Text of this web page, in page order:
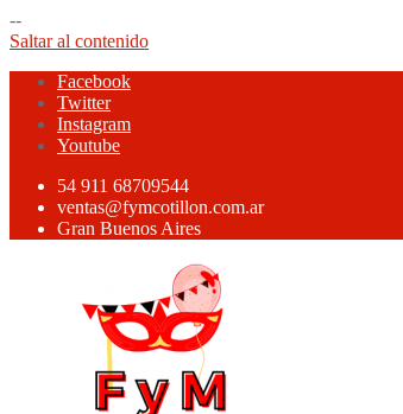
--
Saltar al contenido
Facebook
Twitter
Instagram
Youtube
54 911 68709544
ventas@fymcotillon.com.ar
Gran Buenos Aires